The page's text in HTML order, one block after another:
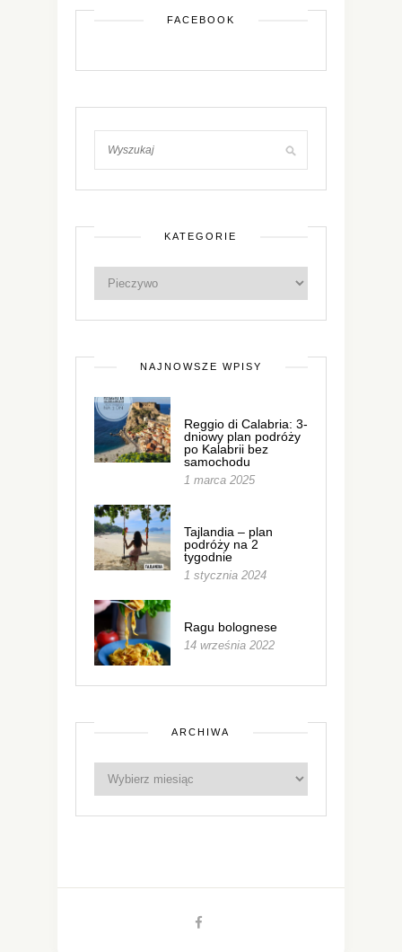
FACEBOOK
KATEGORIE
NAJNOWSZE WPISY
Reggio di Calabria: 3-
dniowy plan podróży
po Kalabrii bez
samochodu
1 marca 2025
Tajlandia – plan
podróży na 2
tygodnie
1 stycznia 2024
Ragu bolognese
14 września 2022
ARCHIWA